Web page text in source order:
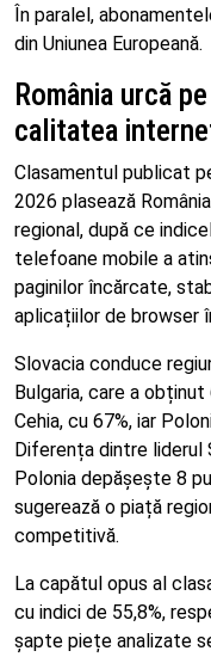
În paralel,
din Uniunea Europeană.
România urcă
calitatea
Clasamentul publicat
2026 plasează
regional, după ce
telefoane mobile a
paginilor încărcate,
aplicațiilor de browser
Slovacia conduce
Bulgaria, care a
Cehia, cu 67%, iar
Diferența dintre liderul
Polonia depășește 8
sugerează o piață
competitivă.
La capătul opus al
cu indici de 55,8%,
șapte piețe analizate